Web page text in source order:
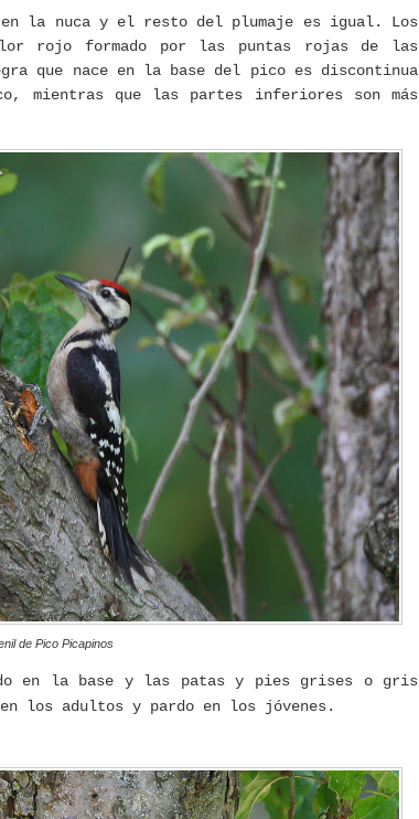
en la nuca y el resto del plumaje es igual. Los
rojo formado por las puntas rojas de las
que nace en la base del pico es discontinua
mientras que las partes inferiores son más
de Pico Picapinos
en la base y las patas y pies grises o gris
los adultos y pardo en los jóvenes.